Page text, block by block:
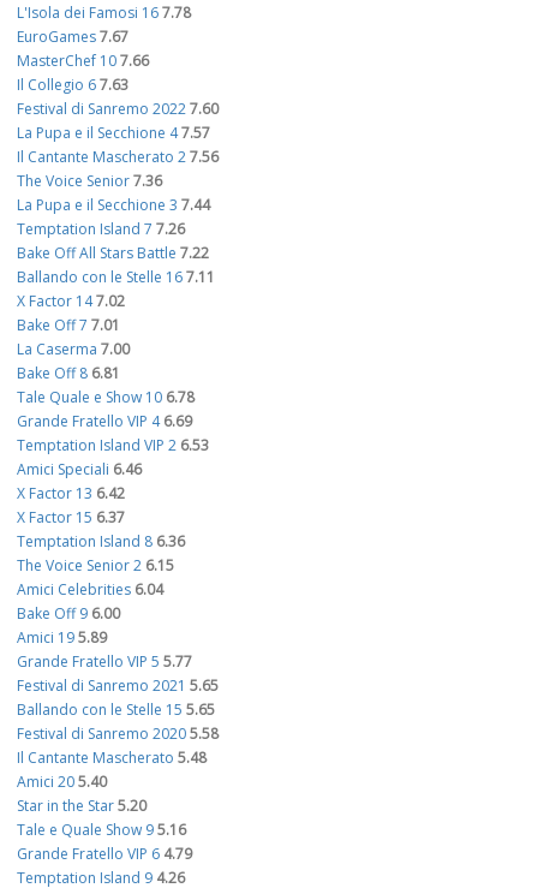
L'Isola dei Famosi 167.78
EuroGames7.67
MasterChef 107.66
Il Collegio 67.63
Festival di Sanremo 20227.60
La Pupa e il Secchione 47.57
Il Cantante Mascherato 27.56
The Voice Senior7.36
La Pupa e il Secchione 3 7.44
Temptation Island 7 7.26
Bake Off All Stars Battle 7.22
Ballando con le Stelle 167.11
X Factor 147.02
Bake Off 7 7.01
La Caserma 7.00
Bake Off 8 6.81
Tale Quale e Show 10 6.78
Grande Fratello VIP 4 6.69
Temptation Island VIP 2 6.53
Amici Speciali 6.46
X Factor 13 6.42
X Factor 15 6.37
Temptation Island 8 6.36
The Voice Senior 2 6.15
Amici Celebrities 6.04
Bake Off 9 6.00
Amici 195.89
Grande Fratello VIP 5 5.77
Festival di Sanremo 2021 5.65
Ballando con le Stelle 15 5.65
Festival di Sanremo 20205.58
Il Cantante Mascherato 5.48
Amici 205.40
Star in the Star5.20
Tale e Quale Show 95.16
Grande Fratello VIP 6 4.79
Temptation Island 9 4.26